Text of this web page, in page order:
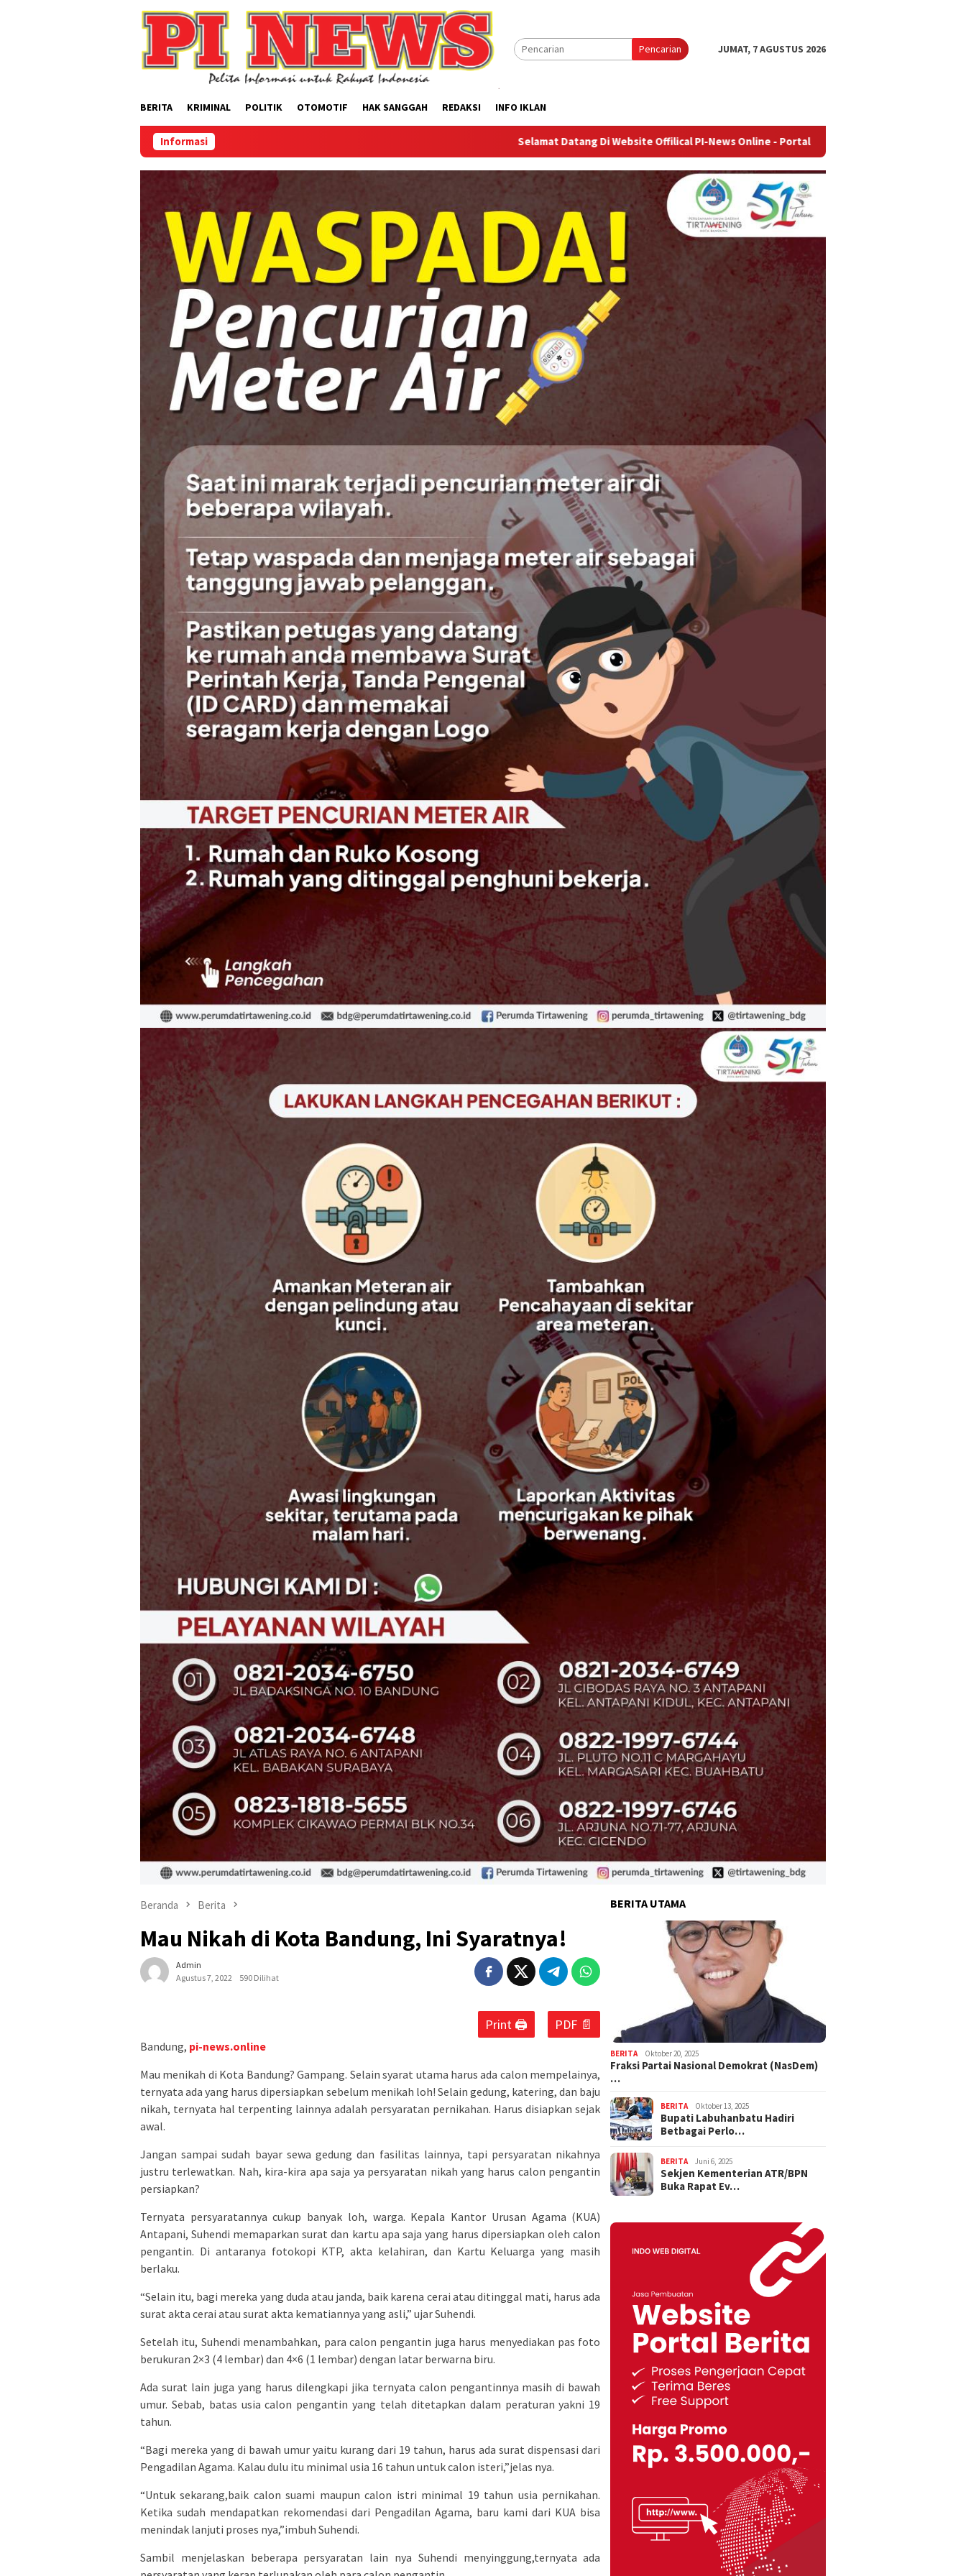
Pencarian
JUMAT, 7 AGUSTUS 2026
BERITA KRIMINAL POLITIK OTOMOTIF HAK SANGGAH REDAKSI INFO IKLAN
Informasi Selamat Datang Di Website Offilical PI-News Online - Portal Berita Terupdate & Terpercaya
Beranda Berita
Mau Nikah di Kota Bandung, Ini Syaratnya!
Admin
Agustus 7, 2022
590 Dilihat
Print 🖨 PDF 📄
Bandung, pi-news.online
Mau menikah di Kota Bandung? Gampang. Selain syarat utama harus ada calon mempelainya,
ternyata ada yang harus dipersiapkan sebelum menikah loh! Selain gedung, katering, dan baju
nikah, ternyata hal terpenting lainnya adalah persyaratan pernikahan. Harus disiapkan sejak
awal.
Jangan sampai sudah bayar sewa gedung dan fasilitas lainnya, tapi persyaratan nikahnya
justru terlewatkan. Nah, kira-kira apa saja ya persyaratan nikah yang harus calon pengantin
persiapkan?
Ternyata persyaratannya cukup banyak loh, warga. Kepala Kantor Urusan Agama (KUA)
Antapani, Suhendi memaparkan surat dan kartu apa saja yang harus dipersiapkan oleh calon
pengantin. Di antaranya fotokopi KTP, akta kelahiran, dan Kartu Keluarga yang masih
berlaku.
“Selain itu, bagi mereka yang duda atau janda, baik karena cerai atau ditinggal mati, harus ada
surat akta cerai atau surat akta kematiannya yang asli,” ujar Suhendi.
Setelah itu, Suhendi menambahkan, para calon pengantin juga harus menyediakan pas foto
berukuran 2×3 (4 lembar) dan 4×6 (1 lembar) dengan latar berwarna biru.
Ada surat lain juga yang harus dilengkapi jika ternyata calon pengantinnya masih di bawah
umur. Sebab, batas usia calon pengantin yang telah ditetapkan dalam peraturan yakni 19
tahun.
“Bagi mereka yang di bawah umur yaitu kurang dari 19 tahun, harus ada surat dispensasi dari
Pengadilan Agama. Kalau dulu itu minimal usia 16 tahun untuk calon isteri,”jelas nya.
“Untuk sekarang,baik calon suami maupun calon istri minimal 19 tahun usia pernikahan.
Ketika sudah mendapatkan rekomendasi dari Pengadilan Agama, baru kami dari KUA bisa
menindak lanjuti proses nya,”imbuh Suhendi.
Sambil menjelaskan beberapa persyaratan lain nya Suhendi menyinggung,ternyata ada
BERITA UTAMA
BERITA Oktober 20, 2025
Fraksi Partai Nasional Demokrat (NasDem)
…
BERITA Oktober 13, 2025
Bupati Labuhanbatu Hadiri
Betbagai Perlo…
BERITA Juni 6, 2025
Sekjen Kementerian ATR/BPN
Buka Rapat Ev…